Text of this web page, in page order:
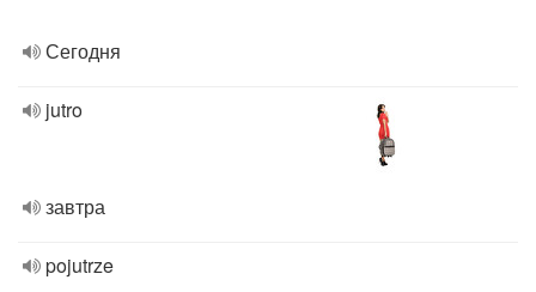
Сегодня
jutro
завтра
pojutrze